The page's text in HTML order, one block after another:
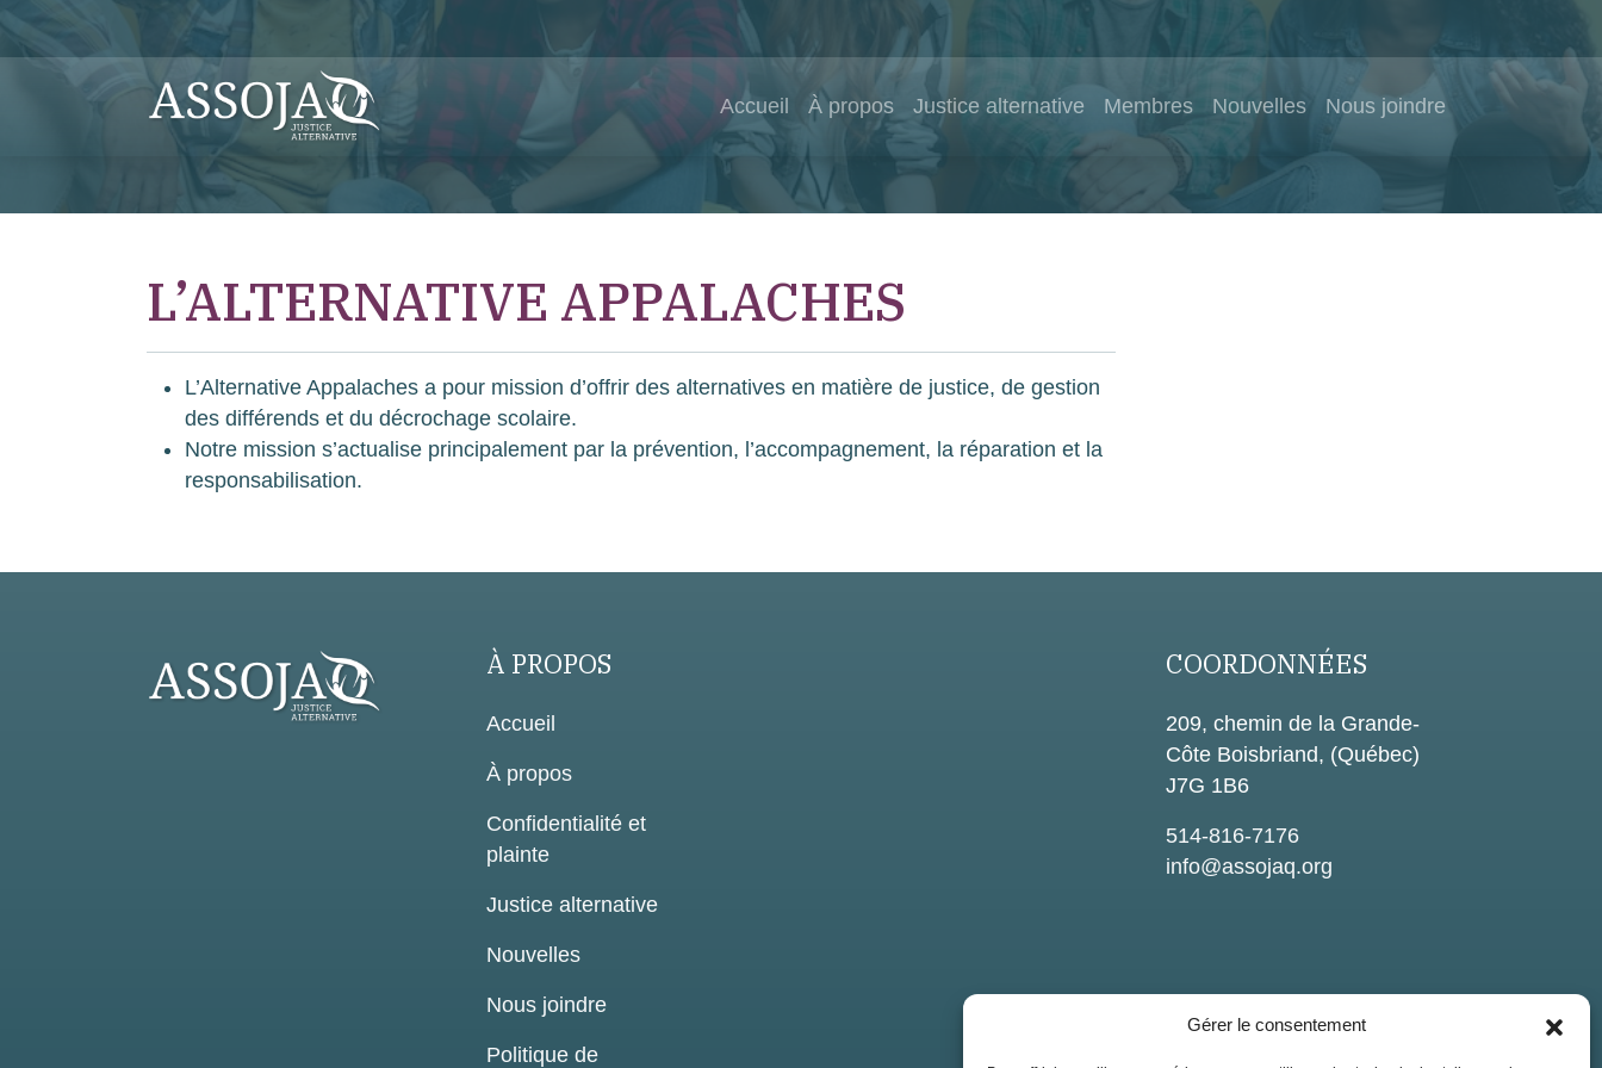
Gérer le consentement
Accueil À propos Justice alternative Membres Nouvelles Nous joindre
L’ALTERNATIVE APPALACHES
L’Alternative Appalaches a pour mission d’offrir des alternatives en matière de justice, de gestion
des différends et du décrochage scolaire.
Notre mission s’actualise principalement par la prévention, l’accompagnement, la réparation et la
responsabilisation.
À PROPOS
Accueil
À propos
Confidentialité et
plainte
Justice alternative
Nouvelles
Nous joindre
Politique de
COORDONNÉES
209, chemin de la Grande-
Côte Boisbriand, (Québec)
J7G 1B6
514-816-7176
info@assojaq.org